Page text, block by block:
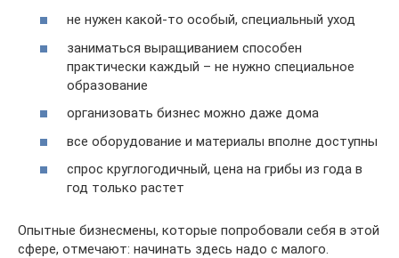
не нужен какой-то особый, специальный уход
заниматься выращиванием способен
практически каждый – не нужно специальное
образование
организовать бизнес можно даже дома
все оборудование и материалы вполне доступны
спрос круглогодичный, цена на грибы из года в
год только растет
Опытные бизнесмены, которые попробовали себя в этой
сфере, отмечают: начинать здесь надо с малого.